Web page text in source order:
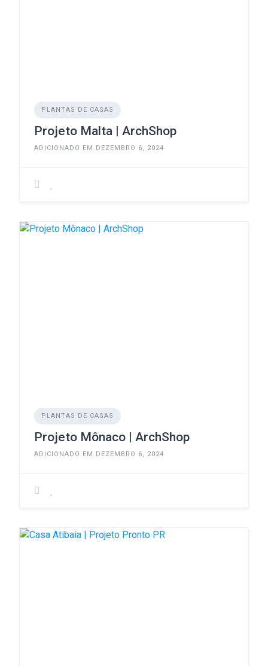
PLANTAS DE CASAS
Projeto Malta | ArchShop
ADICIONADO EM DEZEMBRO 6, 2024
PLANTAS DE CASAS
Projeto Mônaco | ArchShop
ADICIONADO EM DEZEMBRO 6, 2024